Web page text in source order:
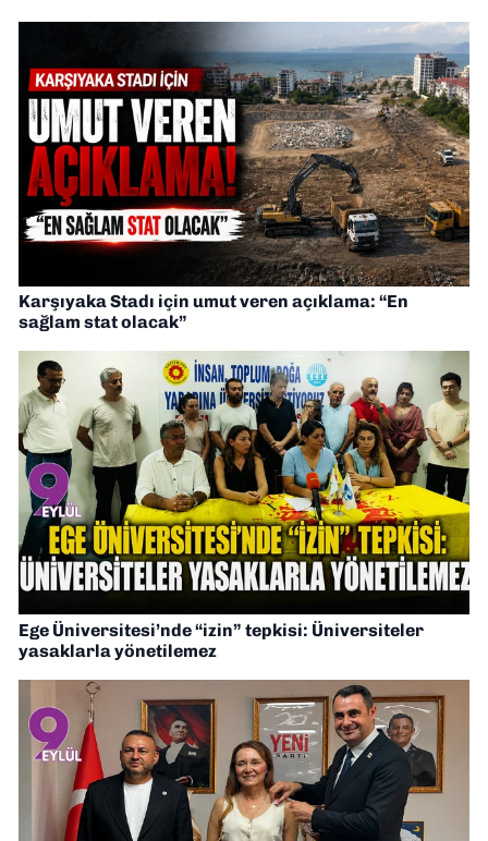
Karşıyaka Stadı için umut veren açıklama: “En
sağlam stat olacak”
Ege Üniversitesi’nde “izin” tepkisi: Üniversiteler
yasaklarla yönetilemez